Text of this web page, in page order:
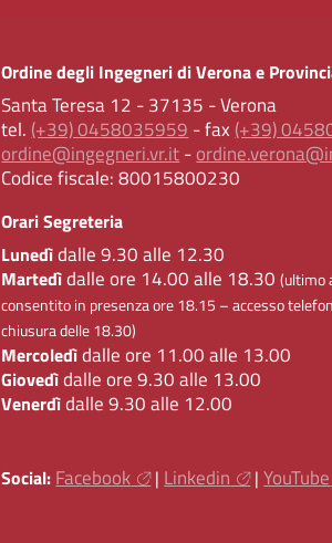
Ordine degli Ingegneri di Verona e
Santa Teresa 12 - 37135 - Verona
tel. (+39) 0458035959 - fax (+39)
ordine@ingegneri.vr.it-
Codice fiscale:80015800230
Orari Segreteria
Lunedìdalle 9.30 alle 12.30
Martedìdalle ore 14.00 alle 18.30(ultimo
consentito in presenza ore 18.15 – accesso
chiusura delle 18.30)
Mercoledìdalle ore 11.00 alle 13.00
Giovedìdalle ore 9.30 alle 13.00
Venerdìdalle 9.30 alle 12.00
Social: Facebook | Linkedin |YouTube